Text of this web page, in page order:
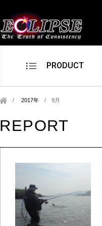
PRODUCT
2017年 /9月
REPORT